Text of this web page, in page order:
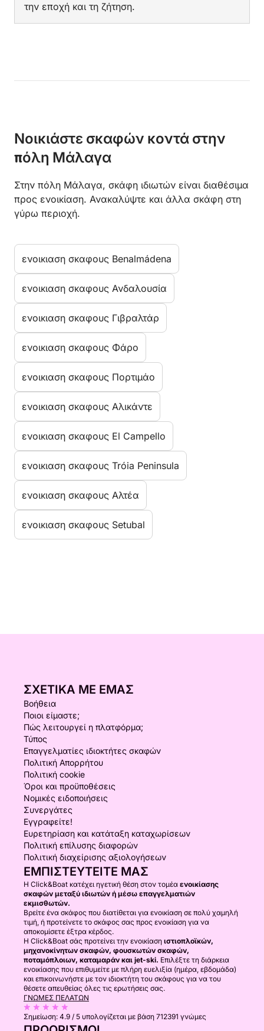
την εποχή και τη ζήτηση.
Νοικιάστε σκαφών κοντά στην
πόλη Μάλαγα
Στην πόλη Μάλαγα, σκάφη ιδιωτών είναι διαθέσιμα
προς ενοικίαση. Ανακαλύψτε και άλλα σκάφη στη
γύρω περιοχή.
ενοικιαση σκαφους Benalmádena
ενοικιαση σκαφους Ανδαλουσία
ενοικιαση σκαφους Γιβραλτάρ
ενοικιαση σκαφους Φάρο
ενοικιαση σκαφους Πορτιμάο
ενοικιαση σκαφους Αλικάντε
ενοικιαση σκαφους El Campello
ενοικιαση σκαφους Tróia Peninsula
ενοικιαση σκαφους Αλτέα
ενοικιαση σκαφους Setubal
ΣΧΕΤΙΚΆ ΜΕ ΕΜΆΣ
Βοήθεια
Ποιοι είμαστε;
Πώς λειτουργεί η πλατφόρμα;
Τύπος
Επαγγελματίες ιδιοκτήτες σκαφών
Πολιτική Απορρήτου
Πολιτική cookie
Όροι και προϋποθέσεις
Νομικές ειδοποιήσεις
Συνεργάτες
Εγγραφείτε!
Ευρετηρίαση και κατάταξη καταχωρίσεων
Πολιτική επίλυσης διαφορών
Πολιτική διαχείρισης αξιολογήσεων
ΕΜΠΙΣΤΕΥΤΕΊΤΕ ΜΑΣ
Η Click&Boat κατέχει ηγετική θέση στον τομέα ενοικίασης
σκαφών μεταξύ ιδιωτών ή μέσω επαγγελματιών
εκμισθωτών.
Βρείτε ένα σκάφος που διατίθεται για ενοικίαση σε πολύ χαμηλή
τιμή, ή προτείνετε το σκάφος σας προς ενοικίαση για να
αποκομίσετε έξτρα κέρδος.
Η Click&Boat σάς προτείνει την ενοικίαση ιστιοπλοϊκών,
μηχανοκίνητων σκαφών, φουσκωτών σκαφών,
ποταμόπλοιων, καταμαράν και jet-ski. Επιλέξτε τη διάρκεια
ενοικίασης που επιθυμείτε με πλήρη ευελιξία (ημέρα, εβδομάδα)
και επικοινωνήστε με τον ιδιοκτήτη του σκάφους για να του
θέσετε απευθείας όλες τις ερωτήσεις σας.
ΓΝΏΜΕΣ ΠΕΛΑΤΏΝ
Σημείωση: 4.9 / 5 υπολογίζεται με βάση 712391 γνώμες